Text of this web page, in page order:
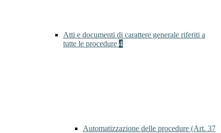
Atti e documenti di carattere generale riferiti a
tutte le procedure 4
Automatizzazione delle procedure (Art. 37